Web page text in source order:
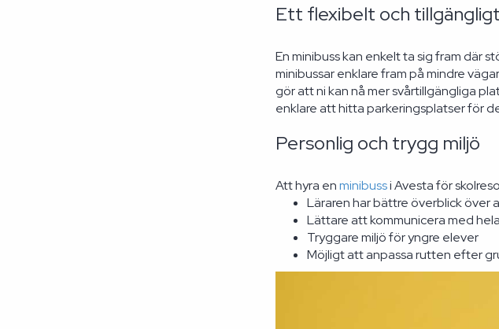
Ett flexibelt och
En minibuss kan enkelt ta sig fram där
minibussar enklare fram på mindre
gör att ni kan nå mer svårtillgängliga
enklare att hitta parkeringsplatser för
Personlig och trygg miljö
Att hyra enminibussi Avesta för
Läraren har bättre överblick över
Lättare att kommunicera med
Tryggare miljö för yngre elever
Möjligt att anpassa rutten efter